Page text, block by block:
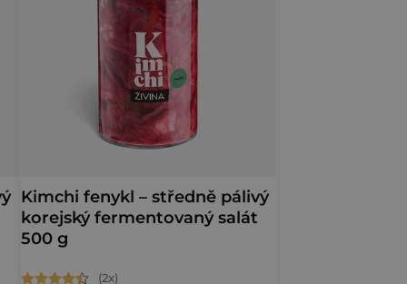
d
u
Kimchi fenykl – středně pálivý
korejský fermentovaný salát
500 g